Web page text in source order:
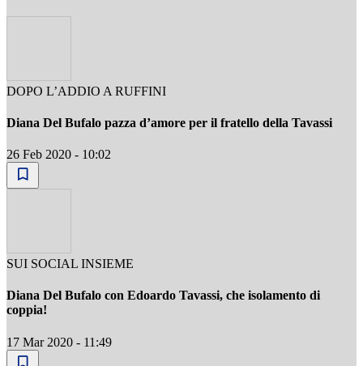
DOPO L’ADDIO A RUFFINI
Diana Del Bufalo pazza d’amore per il fratello della Tavassi
26 Feb 2020 - 10:02
SUI SOCIAL INSIEME
Diana Del Bufalo con Edoardo Tavassi, che isolamento di
coppia!
17 Mar 2020 - 11:49